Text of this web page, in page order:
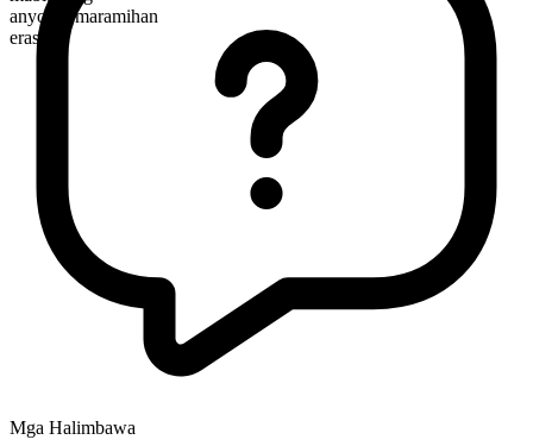
anyo ng maramihan
eras
Mga Halimbawa